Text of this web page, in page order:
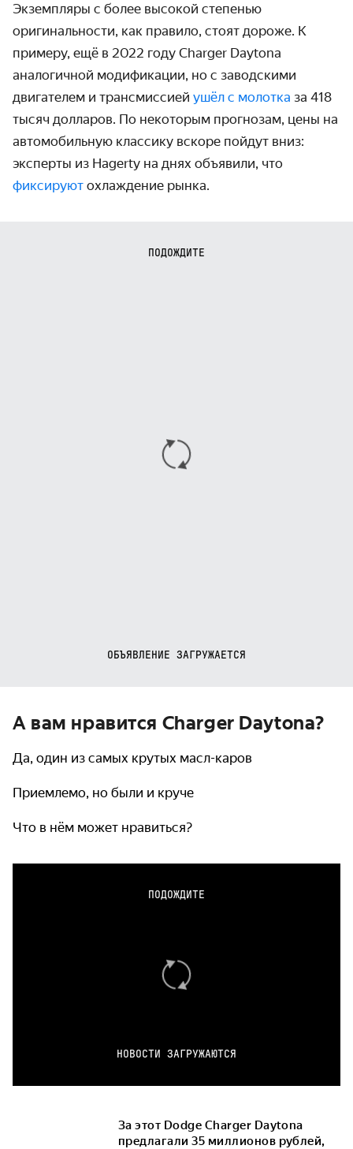
Экземпляры с более высокой степенью
оригинальности, как правило, стоят дороже. К
примеру, ещё в 2022 году Charger Daytona
аналогичной модификации, но с заводскими
двигателем и трансмиссией ушёл с молотка за 418
тысяч долларов. По некоторым прогнозам, цены на
автомобильную классику вскоре пойдут вниз:
эксперты из Hagerty на днях объявили, что
фиксируют охлаждение рынка.
ПОДОЖДИТЕ
ОБЪЯВЛЕНИЕ ЗАГРУЖАЕТСЯ
А вам нравится Charger Daytona?
Да, один из самых крутых масл-каров
Приемлемо, но были и круче
Что в нём может нравиться?
ПОДОЖДИТЕ
НОВОСТИ ЗАГРУЖАЮТСЯ
За этот Dodge Charger Daytona
предлагали 35 миллионов рублей,